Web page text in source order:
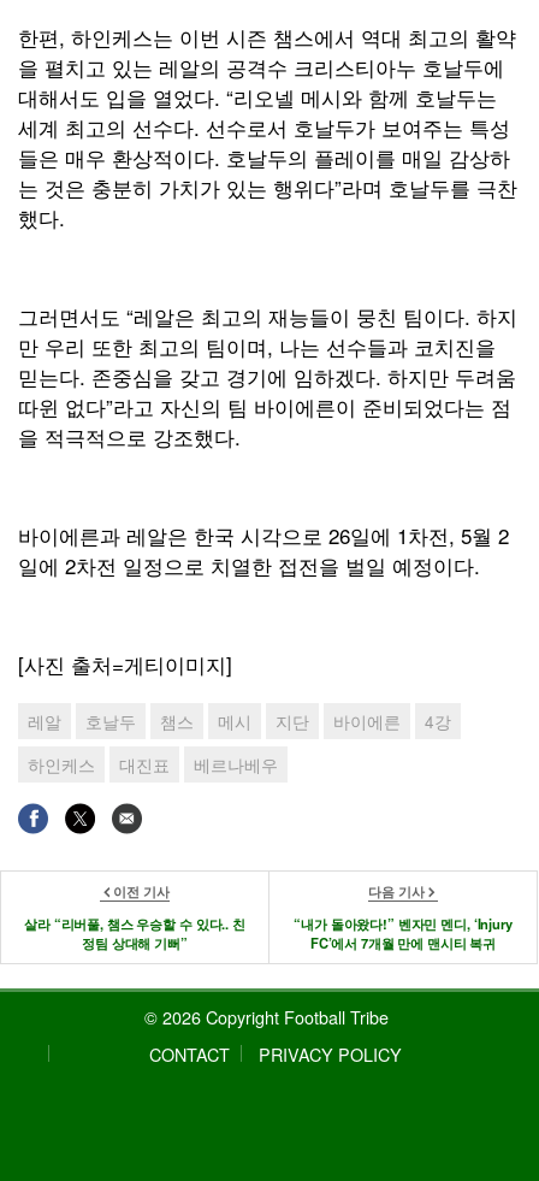
한편, 하인케스는 이번 시즌 챔스에서 역대 최고의 활약
을 펼치고 있는 레알의 공격수 크리스티아누 호날두에
대해서도 입을 열었다. “리오넬 메시와 함께 호날두는
세계 최고의 선수다. 선수로서 호날두가 보여주는 특성
들은 매우 환상적이다. 호날두의 플레이를 매일 감상하
는 것은 충분히 가치가 있는 행위다”라며 호날두를 극찬
했다.
그러면서도 “레알은 최고의 재능들이 뭉친 팀이다. 하지
만 우리 또한 최고의 팀이며, 나는 선수들과 코치진을
믿는다. 존중심을 갖고 경기에 임하겠다. 하지만 두려움
따윈 없다”라고 자신의 팀 바이에른이 준비되었다는 점
을 적극적으로 강조했다.
바이에른과 레알은 한국 시각으로 26일에 1차전, 5월 2
일에 2차전 일정으로 치열한 접전을 벌일 예정이다.
[사진 출처=게티이미지]
레알 호날두 챔스 메시 지단 바이에른
4강
하인케스
대진표 베르나베우
이전 기사
살라 “리버풀, 챔스 우승할 수 있다.. 친
정팀 상대해 기뻐”
다음 기사
“내가 돌아왔다!” 벤자민 멘디, ‘Injury
FC’에서 7개월 만에 맨시티 복귀
© 2026 Copyright Football Tribe
CONTACT
PRIVACY POLICY